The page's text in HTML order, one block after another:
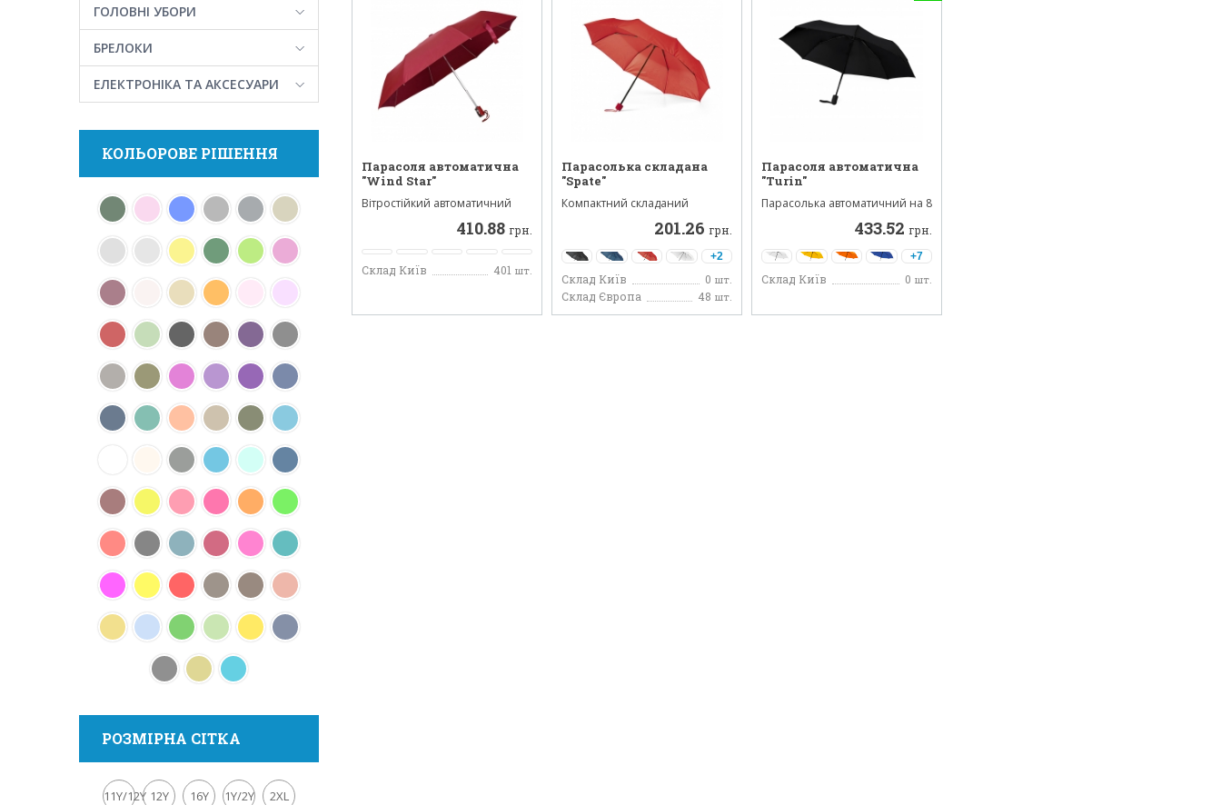
Парасоля автоматична
"Wind Star"
Вітростійкий автоматичний
парасольку з куполом на ...
410.88 грн.
Склад Київ 401 шт.
Парасолька складана
"Spate"
Компактний складаний
201.26 грн.
+2
Склад Київ 0 шт.
Склад Європа 48 шт.
Парасоля автоматична
"Turin"
Парасолька автоматичний на 8
спиць. Парасолька з п...
433.52 грн.
+7
Склад Київ 0 шт.
ГОЛОВНІ УБОРИ
БРЕЛОКИ
ЕЛЕКТРОНІКА ТА АКСЕСУАРИ
КОЛЬОРОВЕ РІШЕННЯ
РОЗМІРНА СІТКА
11Y/12Y 12Y 16Y 1Y/2Y 2XL